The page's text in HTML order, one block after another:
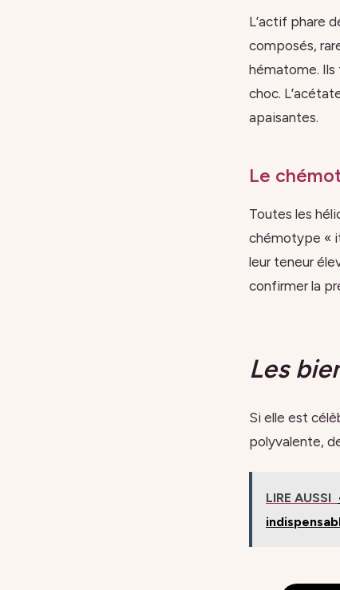
L’actif phare
composés,
hématome. Ils
choc.
apaisantes.
Le
Toutes les
chémotype «
leur teneur
confirmer la
Les
Si elle est
polyvalente,
LIRE AUSSI